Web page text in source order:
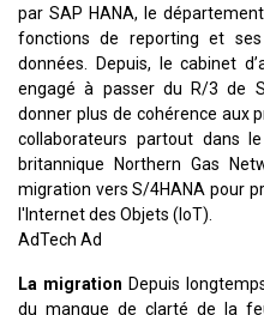
par SAP HANA, le
fonctions de reporting et
données. Depuis, le cabinet
engagé à passer du R/3 de
donner plus de cohérence aux
collaborateurs partout dans
britannique Northern Gas
migration vers S/4HANA pour
l'Internet des Objets (IoT).
AdTech Ad
La migration Depuis
du manque de clarté de la